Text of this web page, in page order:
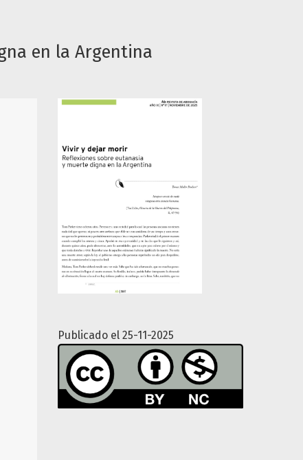
en la Argentina
Publicado el 25-11-2025